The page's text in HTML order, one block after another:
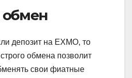
депозит на EXMO, то
обмена позволит
свои фиатные